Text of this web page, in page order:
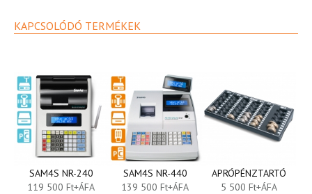
KAPCSOLÓDÓ TERMÉKEK
SAM4S NR-240
119 500 Ft+ÁFA
SAM4S NR-440
139 500 Ft+ÁFA
APRÓPÉNZTARTÓ
5 500 Ft+ÁFA